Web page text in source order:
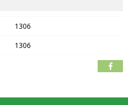
1306
1306